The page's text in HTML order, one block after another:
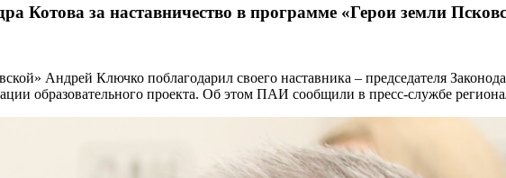
Котова за наставничество в программе «Герои земли
Андрей Ключко поблагодарил своего наставника – председателя
образовательного проекта. Об этом ПАИ сообщили в пресс-службе